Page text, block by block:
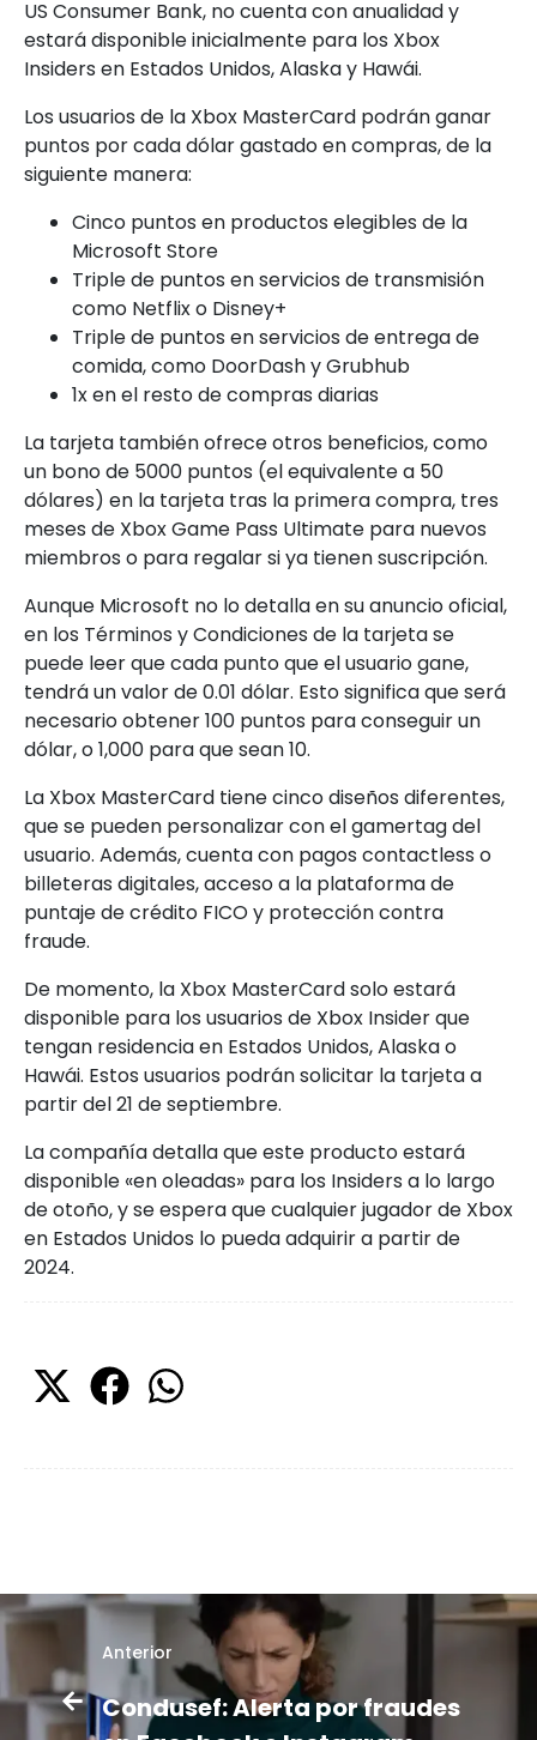
US Consumer Bank, no cuenta con anualidad y
estará disponible inicialmente para los Xbox
Insiders en Estados Unidos, Alaska y Hawái.
Los usuarios de la Xbox MasterCard podrán ganar
puntos por cada dólar gastado en compras, de la
siguiente manera:
Cinco puntos en productos elegibles de la
Microsoft Store
Triple de puntos en servicios de transmisión
como Netflix o Disney+
Triple de puntos en servicios de entrega de
comida, como DoorDash y Grubhub
1x en el resto de compras diarias
La tarjeta también ofrece otros beneficios, como
un bono de 5000 puntos (el equivalente a 50
dólares) en la tarjeta tras la primera compra, tres
meses de Xbox Game Pass Ultimate para nuevos
miembros o para regalar si ya tienen suscripción.
Aunque Microsoft no lo detalla en su anuncio oficial,
en los Términos y Condiciones de la tarjeta se
puede leer que cada punto que el usuario gane,
tendrá un valor de 0.01 dólar. Esto significa que será
necesario obtener 100 puntos para conseguir un
dólar, o 1,000 para que sean 10.
La Xbox MasterCard tiene cinco diseños diferentes,
que se pueden personalizar con el gamertag del
usuario. Además, cuenta con pagos contactless o
billeteras digitales, acceso a la plataforma de
puntaje de crédito FICO y protección contra
fraude.
De momento, la Xbox MasterCard solo estará
disponible para los usuarios de Xbox Insider que
tengan residencia en Estados Unidos, Alaska o
Hawái. Estos usuarios podrán solicitar la tarjeta a
partir del 21 de septiembre.
La compañía detalla que este producto estará
disponible «en oleadas» para los Insiders a lo largo
de otoño, y se espera que cualquier jugador de Xbox
en Estados Unidos lo pueda adquirir a partir de
2024.
Anterior
Condusef: Alerta por fraudes